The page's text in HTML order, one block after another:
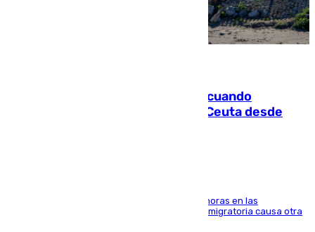
Fallece un joven tras caer al mar cuando
intentaba entrar en parapente a Ceuta desde
El accidente se produjo alrededor de las 8.00 horas en las
inmediaciones del espigón de Benzú y la crisis migratoria causa otra